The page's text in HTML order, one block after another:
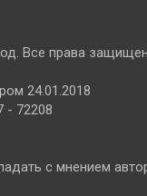
Все права
24.01.2018
72208
с мнением